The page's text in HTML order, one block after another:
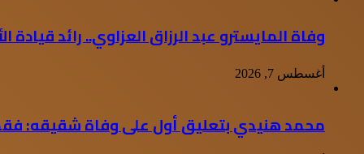
وفاة المايسترو عبد الرزاق العزاوي.. رائد قيادة
أغسطس 7, 2026
محمد هنيدي بتعليق أول على وفاة شقيقه: